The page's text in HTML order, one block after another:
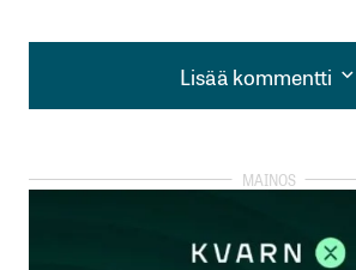
Lisää kommentti
Lisää kommentti
rekisteröityä